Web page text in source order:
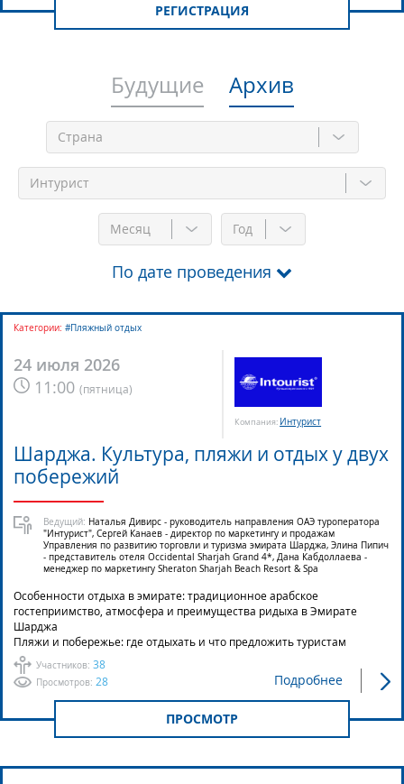
РЕГИСТРАЦИЯ
Будущие Архив
Месяц Год
По дате проведения
24 июля 2026
11:00 (пятница)
Компания: Интурист
Участников: 38
Просмотров: 28
Категории: #Пляжный отдых
Шарджа. Культура, пляжи и отдых у двух
побережий
Ведущий: Наталья Дивирс - руководитель направления ОАЭ туроператора
"Интурист", Сергей Канаев - директор по маркетингу и продажам
Управления по развитию торговли и туризма эмирата Шарджа, Элина Пипич
- представитель отеля Occidental Sharjah Grand 4*, Дана Кабдоллаева -
менеджер по маркетингу Sheraton Sharjah Beach Resort & Spa
Особенности отдыха в эмирате: традиционное арабское
гостеприимство, атмосфера и преимущества ридыха в Эмирате
Шарджа
Пляжи и побережье: где отдыхать и что предложить туристам
Подробнее
ПРОСМОТР